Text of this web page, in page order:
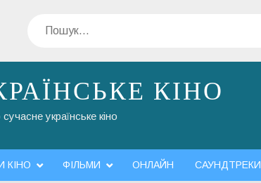
Пошук
КІНО
українське кіно
КІНО ФІЛЬМИ ОНЛАЙН САУНДТРЕКИ